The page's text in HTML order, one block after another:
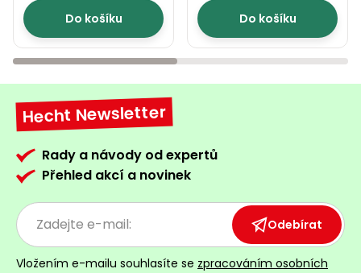
Do košíku Do košíku
Hecht Newsletter
Rady a návody od expertů
Přehled akcí a novinek
Odebírat
Vložením e-mailu souhlasíte se zpracováním osobních